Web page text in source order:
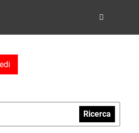
Ricerca